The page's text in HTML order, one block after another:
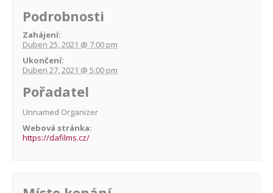
Podrobnosti
Zahájení:
Duben 25, 2021 @ 7:00 pm
Ukončení:
Duben 27, 2021 @ 5:00 pm
Pořadatel
Unnamed Organizer
Webová stránka:
https://dafilms.cz/